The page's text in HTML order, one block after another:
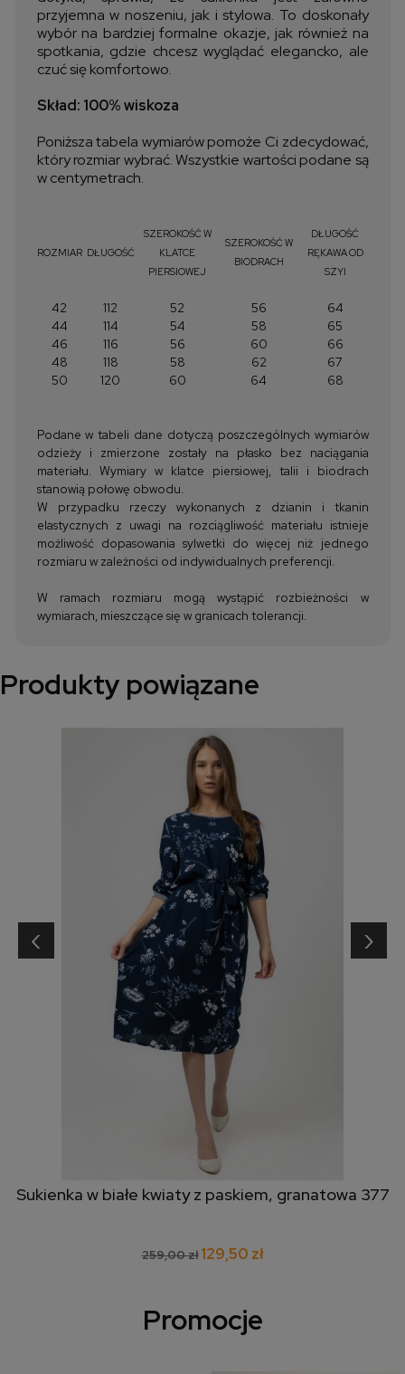
przyjemna w noszeniu, jak i stylowa. To doskonały
wybór na bardziej formalne okazje, jak również na
spotkania, gdzie chcesz wyglądać elegancko, ale
czuć się komfortowo.
Skład: 100% wiskoza
Poniższa tabela wymiarów pomoże Ci zdecydować,
który rozmiar wybrać. Wszystkie wartości podane są
w centymetrach.
ROZMIAR DŁUGOŚĆ
SZEROKOŚĆ W
KLATCE
PIERSIOWEJ
SZEROKOŚĆ W
BIODRACH
DŁUGOŚĆ
RĘKAWA OD
SZYI
42 112 52 56
64
44
114 54 58
65
46
116 56 60
66
48
118 58 62
67
50
120 60 64 68
Podane w tabeli dane dotyczą poszczególnych wymiarów
odzieży i zmierzone zostały na płasko bez naciągania
materiału. Wymiary w klatce piersiowej, talii i biodrach
stanowią połowę obwodu.
W przypadku rzeczy wykonanych z dzianin i tkanin
elastycznych z uwagi na rozciągliwość materiału istnieje
możliwość dopasowania sylwetki do więcej niż jednego
rozmiaru w zależności od indywidualnych preferencji.
W ramach rozmiaru mogą wystąpić rozbieżności w
wymiarach, mieszczące się w granicach tolerancji.
Produkty powiązane
Sukienka w białe kwiaty z paskiem, granatowa 377
259,00 zł 129,50 zł
‹ ›
Promocje